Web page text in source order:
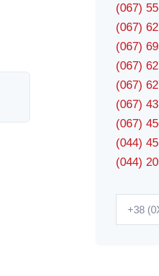
(067)
(067)
(067)
(067)
(067)
(067)
(067)
(044)
(044)